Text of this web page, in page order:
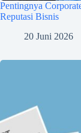
Pentingnya
Reputasi Bisnis
20 Juni 2026